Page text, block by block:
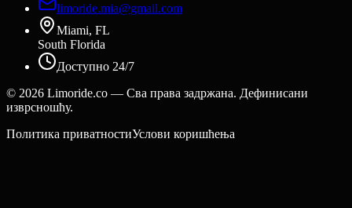
limoride.mia@gmail.com
Miami, FL
South Florida
Доступно 24/7
© 2026 Limoride.co — Сва права задржана. Дефинисани
изврсношћу.
Политика приватностиУслови коришћења